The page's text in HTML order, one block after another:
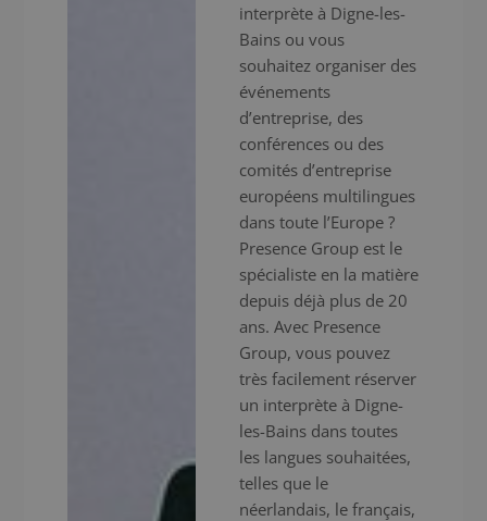
interprète à Digne-les-
Bains ou vous
souhaitez organiser des
événements
d’entreprise, des
conférences ou des
comités d’entreprise
européens multilingues
dans toute l’Europe ?
Presence Group est le
spécialiste en la matière
depuis déjà plus de 20
ans. Avec Presence
Group, vous pouvez
très facilement réserver
un interprète à Digne-
les-Bains dans toutes
les langues souhaitées,
telles que le
néerlandais, le français,